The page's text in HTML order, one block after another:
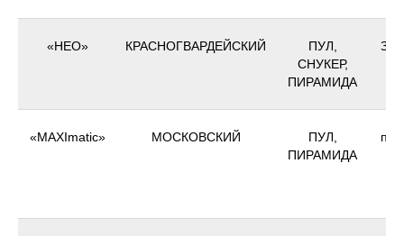
«НЕО» КРАСНОГВАРДЕЙСКИЙ
ПУЛ,
СНУКЕР,
ПИРАМИДА
«MAXImatic» МОСКОВСКИЙ
ПУЛ,
ПИРАМИДА
пр.